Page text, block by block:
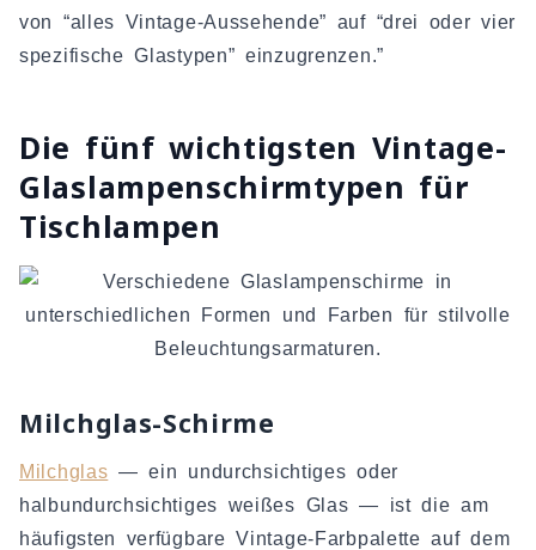
von “alles Vintage-Aussehende” auf “drei oder vier
spezifische Glastypen” einzugrenzen.”
Die fünf wichtigsten Vintage-
Glaslampenschirmtypen für
Tischlampen
Milchglas-Schirme
Milchglas — ein undurchsichtiges oder
halbundurchsichtiges weißes Glas — ist die am
häufigsten verfügbare Vintage-Farbpalette auf dem